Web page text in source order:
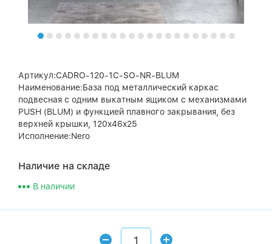
Артикул:CADRO-120-1C-SO-NR-BLUM
Наименование:База под металлический каркас
подвесная с одним выкатным ящиком c механизмами
PUSH (BLUM) и функцией плавного закрывания, без
верхней крышки, 120x46x25
Исполнение:Nero
Наличие на складе
В наличии